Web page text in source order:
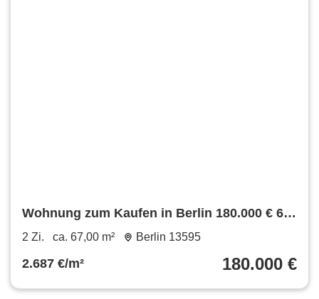
Wohnung zum Kaufen in Berlin 180.000 € 67
m²
2 Zi. ca. 67,00 m² Berlin 13595
2.687 €/m² 180.000 €